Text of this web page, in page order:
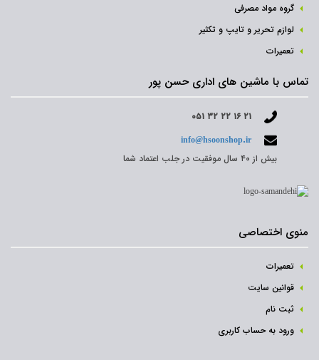
گروه مواد مصرفی
لوازم تحریر و تایپ و تکثیر
تعمیرات
تماس با ماشین های اداری حسن پور
۰۵۱ ۳۲ ۲۲ ۱۶ ۲۱
info@hsoonshop.ir
بیش از ۴۰ سال موفقیت در جلب اعتماد شما
منوی اختصاصی
تعمیرات
قوانین سایت
ثبت نام‌
ورود به حساب کاربری